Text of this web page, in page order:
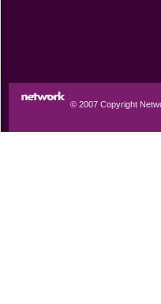
© 2007 Copyright